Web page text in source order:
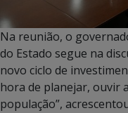
Na reunião, o
do Estado segue na
novo ciclo de
hora de planejar, ouvir
população”,